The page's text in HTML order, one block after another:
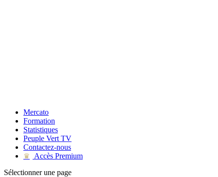
Mercato
Formation
Statistiques
Peuple Vert TV
Contactez-nous
♛
Accès Premium
Sélectionner une page